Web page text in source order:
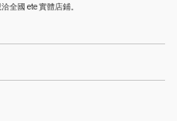
全國 ete 實體店鋪。